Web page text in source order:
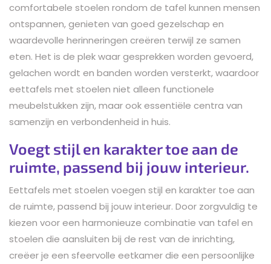
comfortabele stoelen rondom de tafel kunnen mensen
ontspannen, genieten van goed gezelschap en
waardevolle herinneringen creëren terwijl ze samen
eten. Het is de plek waar gesprekken worden gevoerd,
gelachen wordt en banden worden versterkt, waardoor
eettafels met stoelen niet alleen functionele
meubelstukken zijn, maar ook essentiële centra van
samenzijn en verbondenheid in huis.
Voegt stijl en karakter toe aan de
ruimte, passend bij jouw interieur.
Eettafels met stoelen voegen stijl en karakter toe aan
de ruimte, passend bij jouw interieur. Door zorgvuldig te
kiezen voor een harmonieuze combinatie van tafel en
stoelen die aansluiten bij de rest van de inrichting,
creëer je een sfeervolle eetkamer die een persoonlijke